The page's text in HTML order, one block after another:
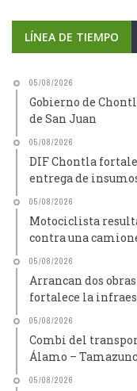
LÍNEA DE TIEMPO
05/08/2026
Gobierno de
de San Juan
05/08/2026
DIF Chontla
entrega de
05/08/2026
Motociclista
contra una
05/08/2026
Arrancan dos
fortalece la
05/08/2026
Combi del
Álamo –
05/08/2026